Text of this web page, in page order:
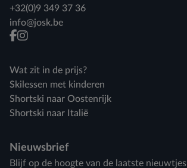
+32(0)9 349 37 36
info@josk.be
facebook
instagram
Wat zit in de prijs?
Skilessen met kinderen
Shortski naar Oostenrijk
Shortski naar Italië
Nieuwsbrief
Blijf op de hoogte van de laatste nieuwtjes